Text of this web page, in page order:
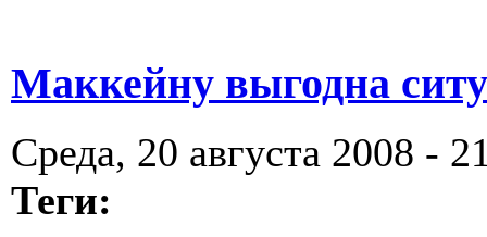
Маккейну выгодна
Среда, 20 августа 2008 -
Теги: